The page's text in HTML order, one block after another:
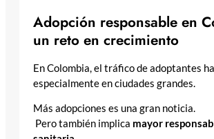
Adopción responsable en
un reto en crecimiento
En Colombia, el tráfico de adoptantes
especialmente en ciudades grandes.
Más adopciones es una gran noticia.
Pero también implica mayor